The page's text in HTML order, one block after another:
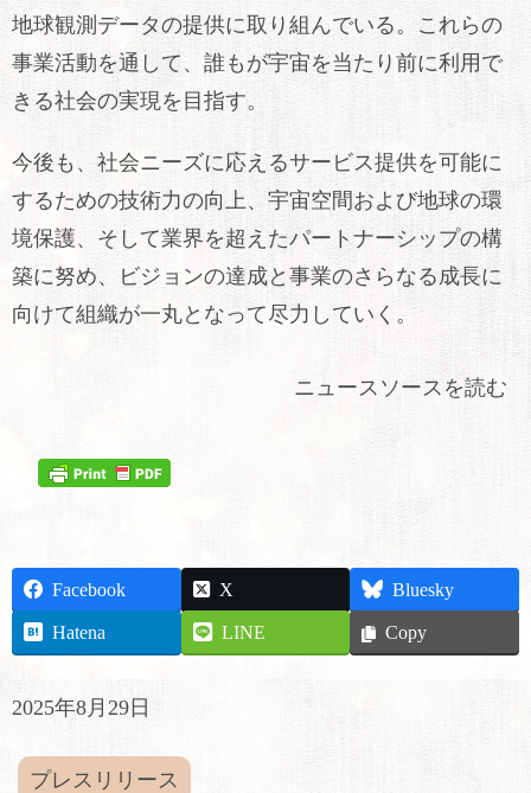
地球観測データの提供に取り組んでいる。これらの
事業活動を通して、誰もが宇宙を当たり前に利用で
きる社会の実現を目指す。
今後も、社会ニーズに応えるサービス提供を可能に
するための技術力の向上、宇宙空間および地球の環
境保護、そして業界を超えたパートナーシップの構
築に努め、ビジョンの達成と事業のさらなる成長に
向けて組織が一丸となって尽力していく。
ニュースソースを読む
Facebook X
Bluesky
Hatena
LINE Copy
2025年8月29日
プレスリリース